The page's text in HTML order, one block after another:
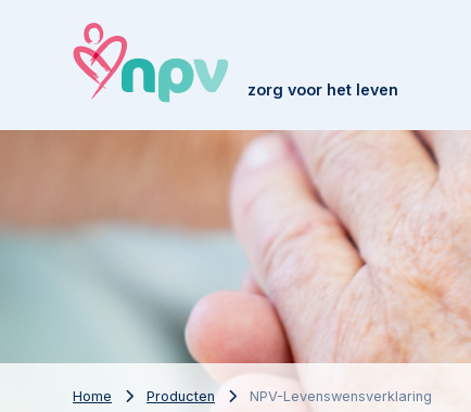
zorg voor het leven
Home Producten NPV-Levenswensverklaring